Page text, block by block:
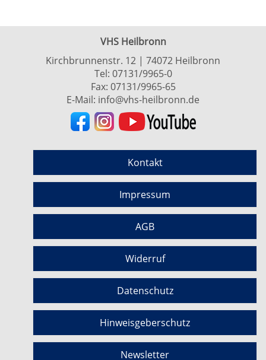
VHS Heilbronn
Kirchbrunnenstr. 12 | 74072 Heilbronn
Tel: 07131/9965-0
Fax: 07131/9965-65
E-Mail: info@vhs-heilbronn.de
Kontakt
Impressum
AGB
Widerruf
Datenschutz
Hinweisgeberschutz
Newsletter